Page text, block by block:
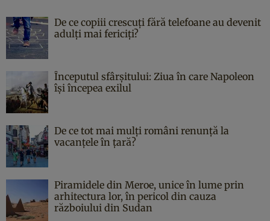
De ce copiii crescuți fără telefoane au devenit
adulți mai fericiți?
Începutul sfârşitului: Ziua în care Napoleon
îşi începea exilul
De ce tot mai mulți români renunță la
vacanțele în țară?
Piramidele din Meroe, unice în lume prin
arhitectura lor, în pericol din cauza
războiului din Sudan